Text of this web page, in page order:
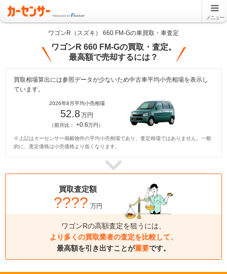
メニュー
ワゴンR（スズキ） 660 FM-Gの車買取・車査定
ワゴンR 660 FM-Gの買取・査定。
最高額で売却するには？
買取相場算出には参照データが少ないため中古車平均小売相場を表示し
ています。
2026年8月平均小売相場
52.8万円
（前月比： +0.6万円）
※上記はカーセンサー掲載物件の平均小売相場であり、査定相場ではありません。一般
的に、査定価格は小売価格より低くなります。
買取査定額
???? 万円
ワゴンRの高額査定を狙うには、
より多くの買取業者の査定を比較して、
最高額を引き出すことが重要です。